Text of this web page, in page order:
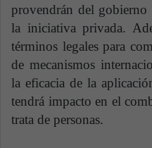
provendrán del
la iniciativa privada.
términos legales para
de mecanismos
la eficacia de la
tendrá impacto en el
trata de personas.